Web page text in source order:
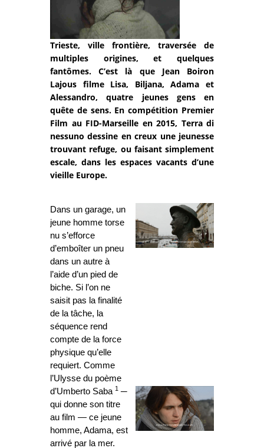
Trieste, ville frontière, traversée de
multiples origines, et quelques
fantômes. C’est là que Jean Boiron
Lajous filme Lisa, Biljana, Adama et
Alessandro, quatre jeunes gens en
quête de sens. En compétition Premier
Film au FID-Marseille en 2015, Terra di
nessuno dessine en creux une jeunesse
trouvant refuge, ou faisant simplement
escale, dans les espaces vacants d’une
vieille Europe.
Dans un garage, un
jeune homme torse
nu s’efforce
d’emboîter un pneu
dans un autre à
l’aide d’un pied de
biche. Si l’on ne
saisit pas la finalité
de la tâche, la
séquence rend
compte de la force
physique qu’elle
requiert. Comme
l’Ulysse du poème
d’Umberto Saba 1 ─
qui donne son titre
au film — ce jeune
homme, Adama, est
arrivé par la mer.